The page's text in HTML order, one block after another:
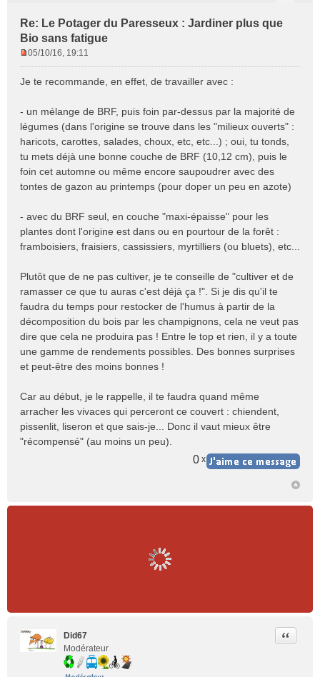
Re: Le Potager du Paresseux : Jardiner plus que
Bio sans fatigue
s
a
g
e
n
l
05/10/16, 19:11
Je te recommande, en effet, de travailler avec :
- un mélange de BRF, puis foin par-dessus par la majorité de
légumes (dans l'origine se trouve dans les "milieux ouverts" :
haricots, carottes, salades, choux, etc, etc...) ; oui, tu tonds,
tu mets déjà une bonne couche de BRF (10,12 cm), puis le
foin cet automne ou même encore saupoudrer avec des
tontes de gazon au printemps (pour doper un peu en azote)
- avec du BRF seul, en couche "maxi-épaisse" pour les
plantes dont l'origine est dans ou en pourtour de la forêt :
framboisiers, fraisiers, cassissiers, myrtilliers (ou bluets), etc...
Plutôt que de ne pas cultiver, je te conseille de "cultiver et de
ramasser ce que tu auras c'est déjà ça !". Si je dis qu'il te
faudra du temps pour restocker de l'humus à partir de la
décomposition du bois par les champignons, cela ne veut pas
dire que cela ne produira pas ! Entre le top et rien, il y a toute
une gamme de rendements possibles. Des bonnes surprises
et peut-être des moins bonnes !
Car au début, je le rappelle, il te faudra quand même
arracher les vivaces qui perceront ce couvert : chiendent,
pissenlit, liseron et que sais-je... Donc il vaut mieux être
"récompensé" (au moins un peu).
0 x
Did67
Modérateur
Citer